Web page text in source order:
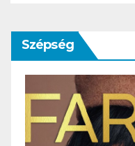
Szépség